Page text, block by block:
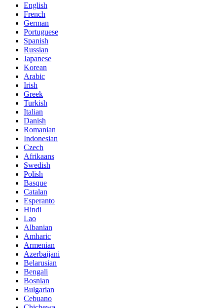
English
French
German
Portuguese
Spanish
Russian
Japanese
Korean
Arabic
Irish
Greek
Turkish
Italian
Danish
Romanian
Indonesian
Czech
Afrikaans
Swedish
Polish
Basque
Catalan
Esperanto
Hindi
Lao
Albanian
Amharic
Armenian
Azerbaijani
Belarusian
Bengali
Bosnian
Bulgarian
Cebuano